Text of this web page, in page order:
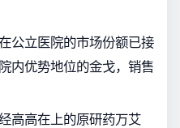
公立医院的市场份额已接
内优势地位的金戈，销售
高高在上的原研药万艾